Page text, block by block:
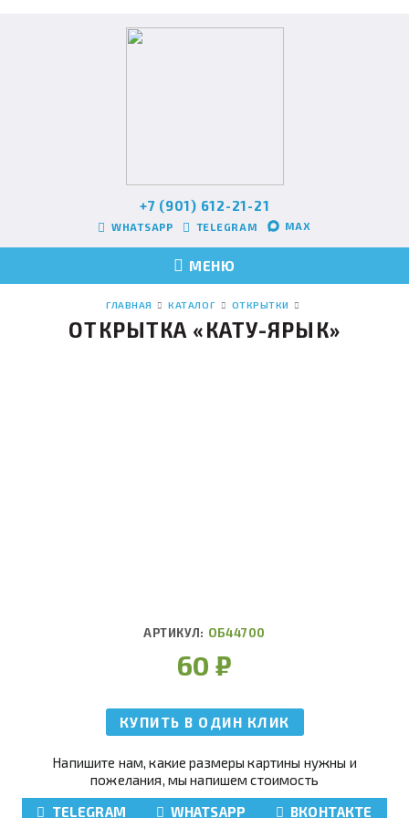
+7 (901) 612-21-21
WHATSAPP TELEGRAM MAX
МЕНЮ
ГЛАВНАЯ КАТАЛОГ ОТКРЫТКИ
ОТКРЫТКА «КАТУ-ЯРЫК»
АРТИКУЛ: ОБ44700
60 ₽
КУПИТЬ В ОДИН КЛИК
Напишите нам, какие размеры картины нужны и
пожелания, мы напишем стоимость
TELEGRAM
WHATSAPP ВКОНТАКТЕ